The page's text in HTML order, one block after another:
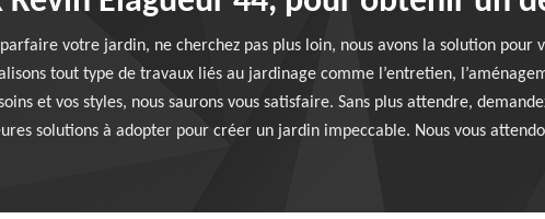
votre jardin, ne cherchez pas plus loin, nous avons la solution pour
tout type de travaux liés au jardinage comme l’entretien,
et vos styles, nous saurons vous satisfaire. Sans plus attendre,
solutions à adopter pour créer un jardin impeccable. Nous vous